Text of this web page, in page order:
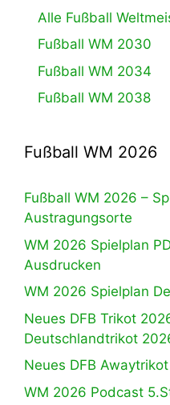
Alle Fußball
Fußball WM 2030
Fußball WM 2034
Fußball WM 2038
Fußball WM 2026
Fußball WM 2026 –
Austragungsorte
WM 2026 Spielplan
Ausdrucken
WM 2026 Spielplan
Neues DFB Trikot
Deutschlandtrikot
Neues DFB
WM 2026 Podcast